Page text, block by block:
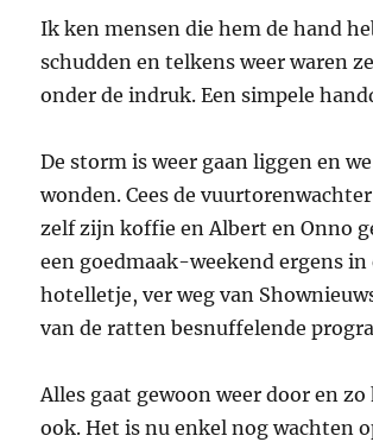
Ik ken mensen die hem de hand
schudden en telkens weer waren
onder de indruk. Een simpele
De storm is weer gaan liggen en
wonden. Cees de
zelf zijn koffie en Albert en Onno
een goedmaak-weekend ergens
hotelletje, ver weg van
van de ratten besnuffelende
Alles gaat gewoon weer door en
ook. Het is nu enkel nog wachten